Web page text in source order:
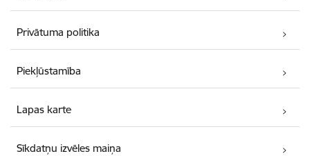
Privātuma politika
Piekļūstamība
Lapas karte
Sīkdatņu izvēles maiņa